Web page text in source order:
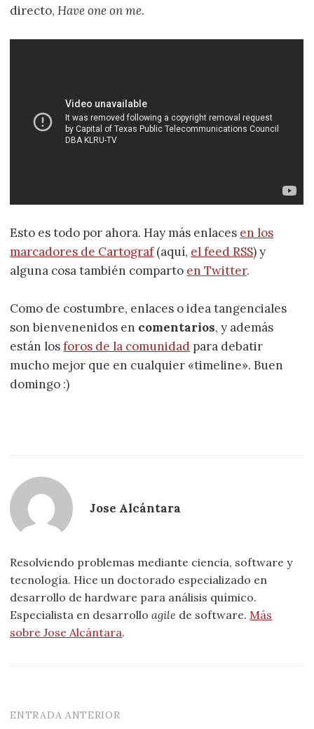
directo,Have one on me.
Esto es todo por ahora. Hay más enlaces en los
marcadores de Cartograf(aquí, el feed RSS) y
alguna cosa también comparto en Twitter.
Como de costumbre, enlaces o idea tangenciales
son bienvenenidos en comentarios, y además
están losforos de la comunidad para debatir
mucho mejor que en cualquier «timeline». Buen
domingo :)
Jose Alcántara
Resolviendo problemas mediante ciencia, software y
tecnología. Hice un doctorado especializado en
desarrollo de hardware para análisis químico.
Especialista en desarrolloagile de software. Más
sobre Jose Alcántara.
Navegación
ENTRADA ANTERIOR